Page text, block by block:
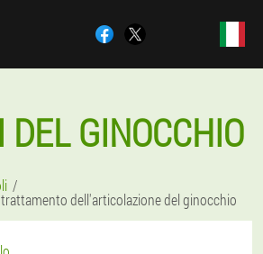
DEL GINOCCHIO
dell'articolazione del ginocchio